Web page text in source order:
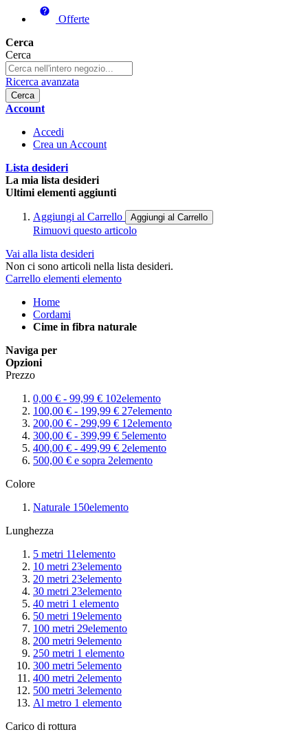
Offerte
Cerca
Cerca
Ricerca avanzata
Cerca
Account
Accedi
Crea un Account
Lista desideri
La mia lista desideri
Ultimi elementi aggiunti
Aggiungi al Carrello Aggiungi al Carrello
Rimuovi questo articolo
Vai alla lista desideri
Non ci sono articoli nella lista desideri.
Carrello elementi elemento
Home
Cordami
Cime in fibra naturale
Naviga per
Opzioni
Prezzo
0,00 € - 99,99 € 102elemento
100,00 € - 199,99 € 27elemento
200,00 € - 299,99 € 12elemento
300,00 € - 399,99 € 5elemento
400,00 € - 499,99 € 2elemento
500,00 € e sopra 2elemento
Colore
Naturale 150elemento
Lunghezza
5 metri 11elemento
10 metri 23elemento
20 metri 23elemento
30 metri 23elemento
40 metri 1 elemento
50 metri 19elemento
100 metri 29elemento
200 metri 9elemento
250 metri 1 elemento
300 metri 5elemento
400 metri 2elemento
500 metri 3elemento
Al metro 1 elemento
Carico di rottura